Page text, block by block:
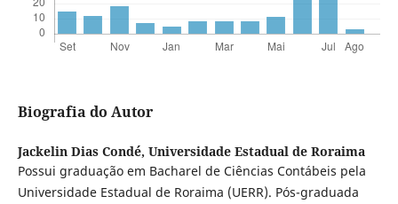
Biografia do Autor
Jackelin Dias Condé, Universidade Estadual de Roraima
Possui graduação em Bacharel de Ciências Contábeis pela
Universidade Estadual de Roraima (UERR). Pós-graduada